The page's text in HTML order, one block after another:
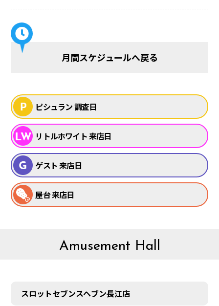
月間スケジュールへ戻る
ピシュラン 調査日
リトルホワイト 来店日
ゲスト 来店日
屋台 来店日
Amusement Hall
スロットセブンスヘブン長江店